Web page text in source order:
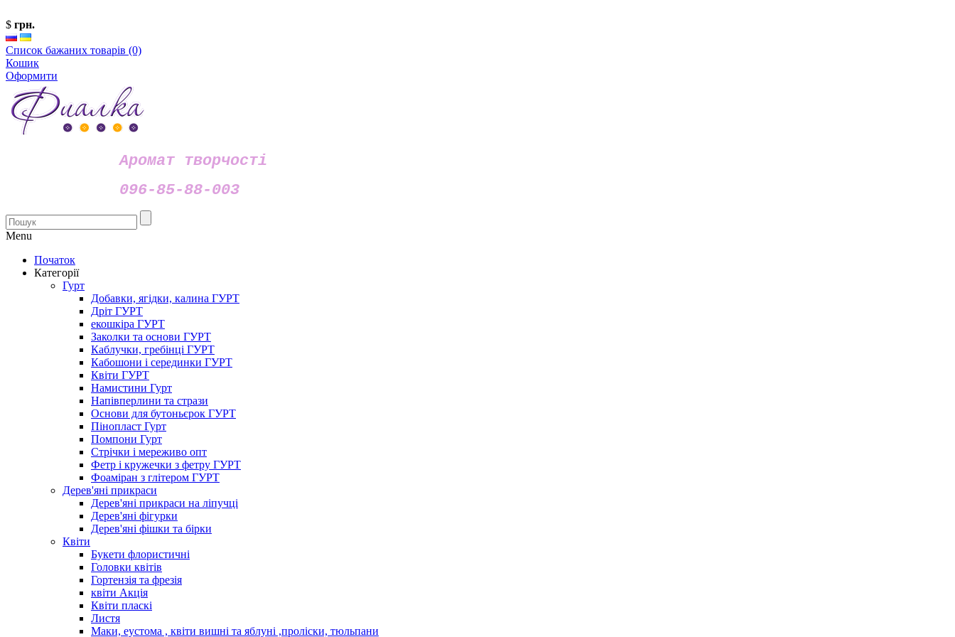
$ грн.
Список бажаних товарів (0)
Кошик
Оформити
Аромат творчості
096-85-88-003
Menu
Початок
Категорії
Гурт
Добавки, ягідки, калина ГУРТ
Дріт ГУРТ
екошкіра ГУРТ
Заколки та основи ГУРТ
Каблучки, гребінці ГУРТ
Кабошони і серединки ГУРТ
Квіти ГУРТ
Намистини Гурт
Напівперлини та стрази
Основи для бутоньєрок ГУРТ
Пінопласт Гурт
Помпони Гурт
Стрічки і мереживо опт
Фетр і кружечки з фетру ГУРТ
Фоаміран з глітером ГУРТ
Дерев'яні прикраси
Дерев'яні прикраси на ліпучці
Дерев'яні фігурки
Дерев'яні фішки та бірки
Квіти
Букети флористичні
Головки квітів
Гортензія та фрезія
квіти Акція
Квіти пласкі
Листя
Маки, еустома , квіти вишні та яблуні ,проліски, тюльпани